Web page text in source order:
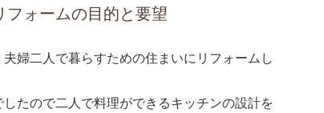
フォームの目的と要望
婦二人で暮らすための住まいにリフォームし
たので二人で料理ができるキッチンの設計を